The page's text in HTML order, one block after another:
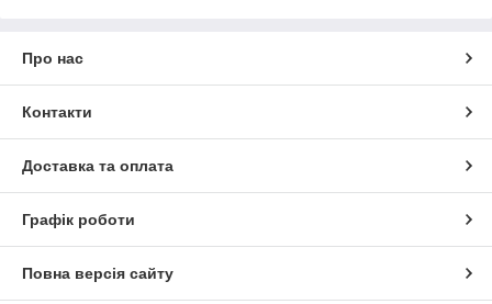
Про нас
Контакти
Доставка та оплата
Графік роботи
Повна версія сайту